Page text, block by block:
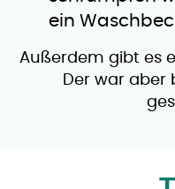
ein
Außerdem gibt es
Der war aber